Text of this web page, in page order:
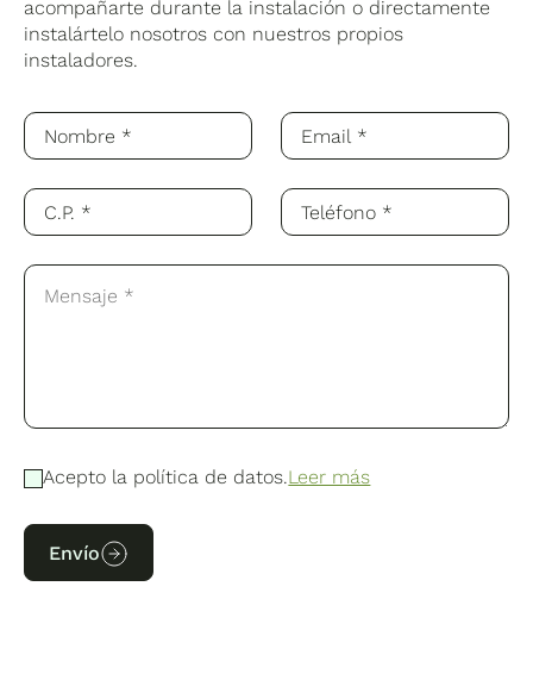
acompañarte durante la instalación o directamente
instalártelo nosotros con nuestros propios
instaladores.
Acepto la política de datos.Leer más
Envío